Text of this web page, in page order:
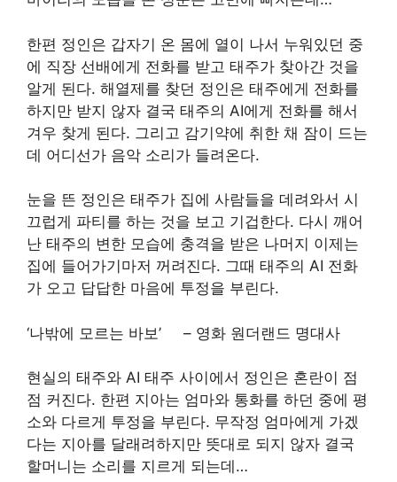
한편 정인은 갑자기 온 몸에 열이 나서 누워있던 중
에 직장 선배에게 전화를 받고 태주가 찾아간 것을
알게 된다. 해열제를 찾던 정인은 태주에게 전화를
하지만 받지 않자 결국 태주의 AI에게 전화를 해서
겨우 찾게 된다. 그리고 감기약에 취한 채 잠이 드는
데 어디선가 음악 소리가 들려온다.
눈을 뜬 정인은 태주가 집에 사람들을 데려와서 시
끄럽게 파티를 하는 것을 보고 기겁한다. 다시 깨어
난 태주의 변한 모습에 충격을 받은 나머지 이제는
집에 들어가기마저 꺼려진다. 그때 태주의 AI 전화
가 오고 답답한 마음에 투정을 부린다.
‘나밖에 모르는 바보’ – 영화 원더랜드 명대사
현실의 태주와 AI 태주 사이에서 정인은 혼란이 점
점 커진다. 한편 지아는 엄마와 통화를 하던 중에 평
소와 다르게 투정을 부린다. 무작정 엄마에게 가겠
다는 지아를 달래려하지만 뜻대로 되지 않자 결국
할머니는 소리를 지르게 되는데…